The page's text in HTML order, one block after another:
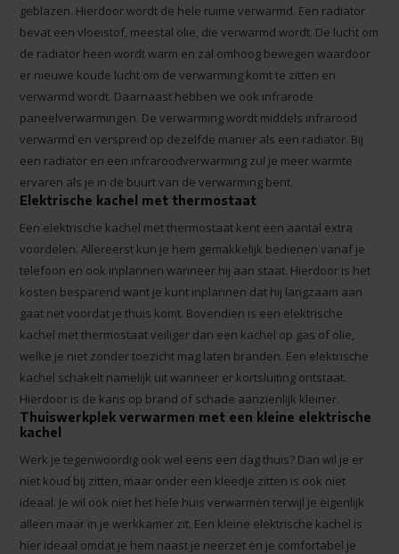
geblazen. Hierdoor wordt de hele ruime verwarmd. Een radiator
bevat een vloeistof, meestal olie, die verwarmd wordt. De lucht om
de radiator heen wordt warm en zal omhoog bewegen waardoor
er nieuwe koude lucht om de verwarming komt te zitten en
verwarmd wordt. Daarnaast hebben we ook infrarode
paneelverwarmingen. De verwarming wordt middels infrarood
verwarmd en verspreid op dezelfde manier als een radiator. Bij
een radiator en een infraroodverwarming zul je meer warmte
ervaren als je in de buurt van de verwarming bent.
Elektrische kachel met thermostaat
Een elektrische kachel met thermostaat kent een aantal extra
voordelen. Allereerst kun je hem gemakkelijk bedienen vanaf je
telefoon en ook inplannen wanneer hij aan staat. Hierdoor is het
kosten besparend want je kunt inplannen dat hij langzaam aan
gaat net voordat je thuis komt. Bovendien is een elektrische
kachel met thermostaat veiliger dan een kachel op gas of olie,
welke je niet zonder toezicht mag laten branden. Een elektrische
kachel schakelt namelijk uit wanneer er kortsluiting ontstaat.
Hierdoor is de kans op brand of schade aanzienlijk kleiner.
Thuiswerkplek verwarmen met een kleine elektrische
kachel
Werk je tegenwoordig ook wel eens een dag thuis? Dan wil je er
niet koud bij zitten, maar onder een kleedje zitten is ook niet
ideaal. Je wil ook niet het hele huis verwarmen terwijl je eigenlijk
alleen maar in je werkkamer zit. Een kleine elektrische kachel is
hier ideaal omdat je hem naast je neerzet en je comfortabel je